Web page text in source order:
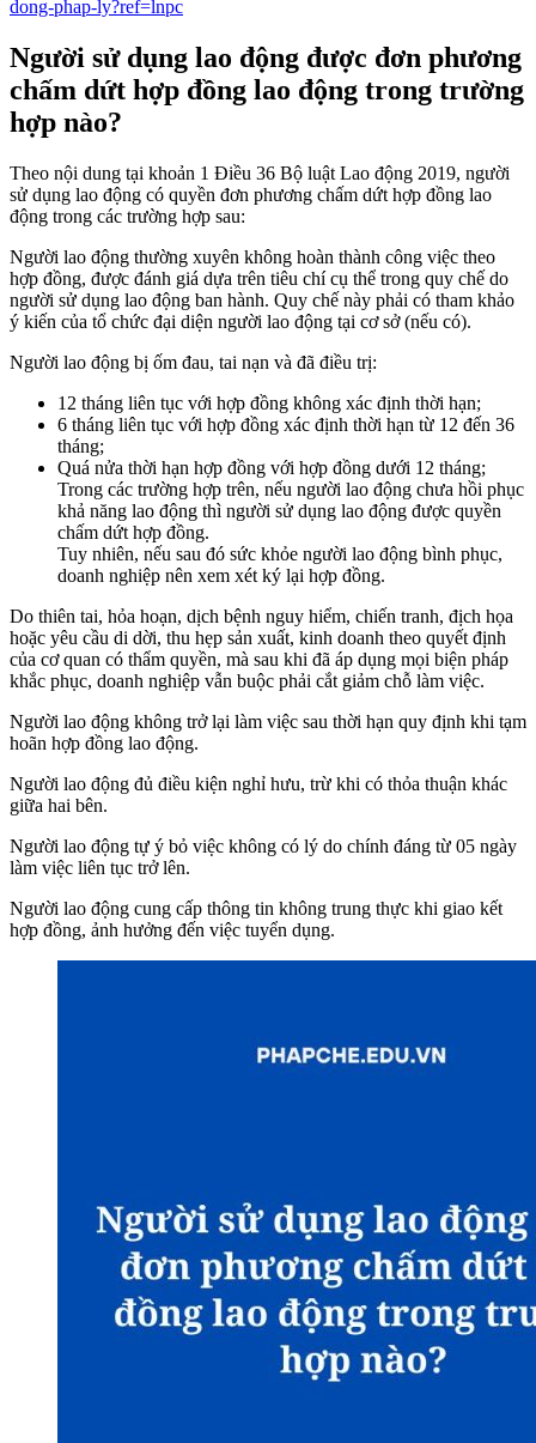
dong-phap-ly?ref=lnpc
Người sử dụng lao động được đơn phương
chấm dứt hợp đồng lao động trong trường
hợp nào?
Theo nội dung tại khoản 1 Điều 36 Bộ luật Lao động 2019, người
sử dụng lao động có quyền đơn phương chấm dứt hợp đồng lao
động trong các trường hợp sau:
Người lao động thường xuyên không hoàn thành công việc theo
hợp đồng, được đánh giá dựa trên tiêu chí cụ thể trong quy chế do
người sử dụng lao động ban hành. Quy chế này phải có tham khảo
ý kiến của tổ chức đại diện người lao động tại cơ sở (nếu có).
Người lao động bị ốm đau, tai nạn và đã điều trị:
12 tháng liên tục với hợp đồng không xác định thời hạn;
6 tháng liên tục với hợp đồng xác định thời hạn từ 12 đến 36
tháng;
Quá nửa thời hạn hợp đồng với hợp đồng dưới 12 tháng;
Trong các trường hợp trên, nếu người lao động chưa hồi phục
khả năng lao động thì người sử dụng lao động được quyền
chấm dứt hợp đồng.
Tuy nhiên, nếu sau đó sức khỏe người lao động bình phục,
doanh nghiệp nên xem xét ký lại hợp đồng.
Do thiên tai, hỏa hoạn, dịch bệnh nguy hiểm, chiến tranh, địch họa
hoặc yêu cầu di dời, thu hẹp sản xuất, kinh doanh theo quyết định
của cơ quan có thẩm quyền, mà sau khi đã áp dụng mọi biện pháp
khắc phục, doanh nghiệp vẫn buộc phải cắt giảm chỗ làm việc.
Người lao động không trở lại làm việc sau thời hạn quy định khi tạm
hoãn hợp đồng lao động.
Người lao động đủ điều kiện nghỉ hưu, trừ khi có thỏa thuận khác
giữa hai bên.
Người lao động tự ý bỏ việc không có lý do chính đáng từ 05 ngày
làm việc liên tục trở lên.
Người lao động cung cấp thông tin không trung thực khi giao kết
hợp đồng, ảnh hưởng đến việc tuyển dụng.